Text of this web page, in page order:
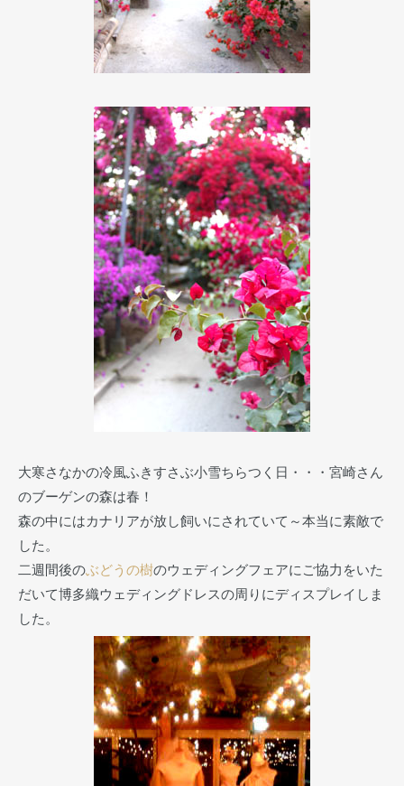
大寒さなかの冷風ふきすさぶ小雪ちらつく日・・・宮崎さん
のブーゲンの森は春！
森の中にはカナリアが放し飼いにされていて～本当に素敵で
した。
二週間後のぶどうの樹のウェディングフェアにご協力をいた
だいて博多織ウェディングドレスの周りにディスプレイしま
した。